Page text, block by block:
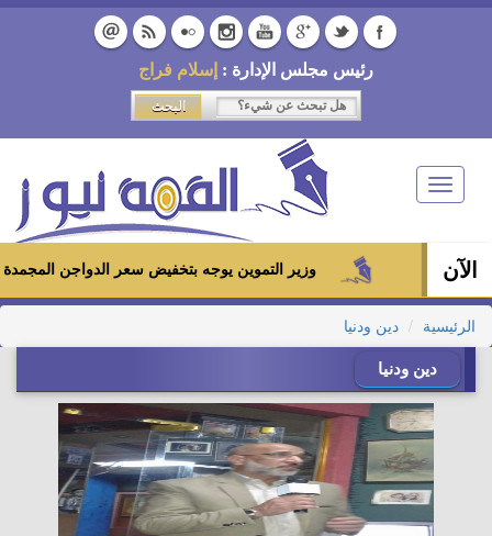
رئيس مجلس الإدارة : إسلام فراج
Toggle
navigation
الآن وزير التموين يوجه بتخفيض سعر الدواجن المجمدة إلى 100 جنيه للكيلو بالمجمعات الاستهلاكية ومعارض «أهلاً رمضان»
الرئيسية دين ودنيا
دين ودنيا